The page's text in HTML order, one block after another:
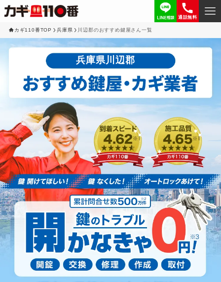
通話無料
カギ110番TOP 兵庫県 川辺郡のおすすめ鍵屋さん一覧
兵庫県川辺郡